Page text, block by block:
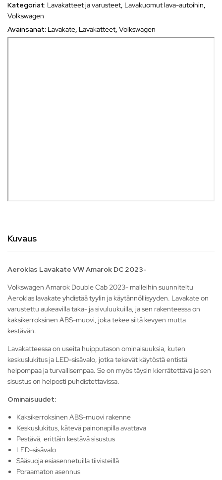
Kategoriat: Lavakatteet ja varusteet, Lavakuomut lava-autoihin,
Volkswagen
Avainsanat: Lavakate, Lavakatteet, Volkswagen
Kuvaus
Aeroklas Lavakate VW Amarok DC 2023-
Volkswagen Amarok Double Cab 2023- malleihin suunniteltu
Aeroklas lavakate yhdistää tyylin ja käytännöllisyyden. Lavakate on
varustettu aukeavilla taka- ja sivuluukuilla, ja sen rakenteessa on
kaksikerroksinen ABS-muovi, joka tekee siitä kevyen mutta
kestävän.
Lavakatteessa on useita huipputason ominaisuuksia, kuten
keskuslukitus ja LED-sisävalo, jotka tekevät käytöstä entistä
helpompaa ja turvallisempaa. Se on myös täysin kierrätettävä ja sen
sisustus on helposti puhdistettavissa.
Ominaisuudet:
Kaksikerroksinen ABS-muovi rakenne
Keskuslukitus, kätevä painonapilla avattava
Pestävä, erittäin kestävä sisustus
LED-sisävalo
Sääsuoja esiasennetuilla tiivisteillä
Poraamaton asennus